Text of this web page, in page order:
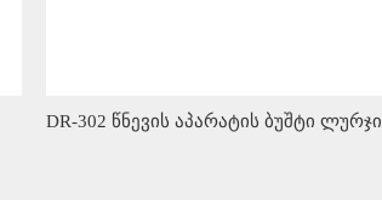
DR-302 წნევის აპარატის ბუშტი ლურჯი